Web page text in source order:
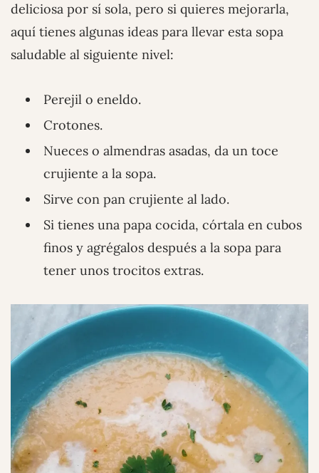
deliciosa por sí sola, pero si quieres mejorarla,
aquí tienes algunas ideas para llevar esta sopa
saludable al siguiente nivel:
Perejil o eneldo.
Crotones.
Nueces o almendras asadas, da un toce
crujiente a la sopa.
Sirve con pan crujiente al lado.
Si tienes una papa cocida, córtala en cubos
finos y agrégalos después a la sopa para
tener unos trocitos extras.